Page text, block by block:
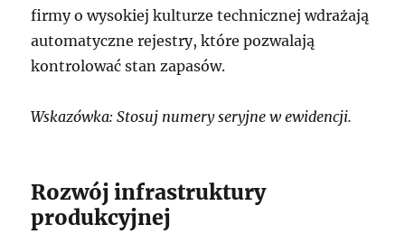
firmy o wysokiej kulturze technicznej wdrażają
automatyczne rejestry, które pozwalają
kontrolować stan zapasów.
Wskazówka: Stosuj numery seryjne w ewidencji.
Rozwój infrastruktury
produkcyjnej